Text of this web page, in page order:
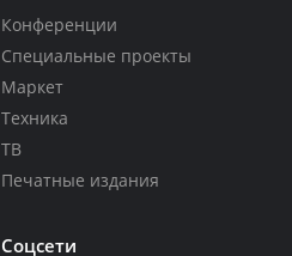
Конференции
Специальные проекты
Маркет
Техника
ТВ
Печатные издания
Соцсети